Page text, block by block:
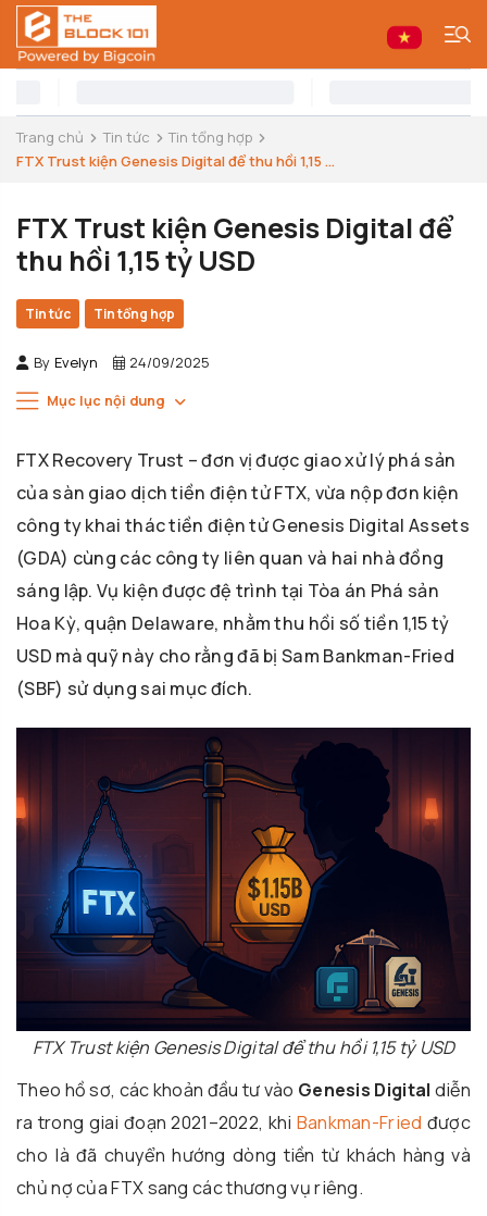
Trang chủ Tin tức
Tin tổng hợp
FTX Trust kiện Genesis Digital để thu hồi 1,15 ...
FTX Trust kiện Genesis Digital để
thu hồi 1,15 tỷ USD
Tin tức Tin tổng hợp
By Evelyn 24/09/2025
Mục lục nội dung
FTX Recovery Trust – đơn vị được giao xử lý phá sản
của sàn giao dịch tiền điện tử FTX, vừa nộp đơn kiện
công ty khai thác tiền điện tử Genesis Digital Assets
(GDA) cùng các công ty liên quan và hai nhà đồng
sáng lập. Vụ kiện được đệ trình tại Tòa án Phá sản
Hoa Kỳ, quận Delaware, nhằm thu hồi số tiền 1,15 tỷ
USD mà quỹ này cho rằng đã bị Sam Bankman-Fried
(SBF) sử dụng sai mục đích.
FTX Trust kiện Genesis Digital để thu hồi 1,15 tỷ USD
Theo hồ sơ, các khoản đầu tư vào Genesis Digital diễn
ra trong giai đoạn 2021–2022, khi Bankman-Fried được
cho là đã chuyển hướng dòng tiền từ khách hàng và
chủ nợ của FTX sang các thương vụ riêng.